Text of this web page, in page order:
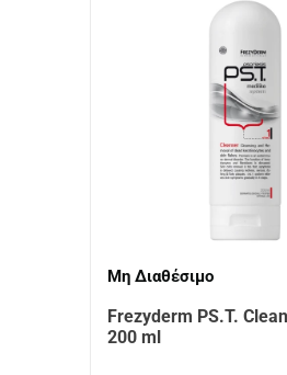
Μη Διαθέσιμο
Frezyderm PS.T.
200 ml